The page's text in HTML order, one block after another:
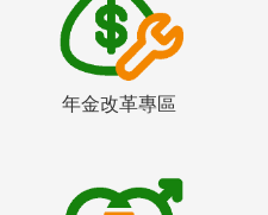
年金改革專區